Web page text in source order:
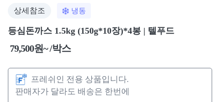
상세참조 냉동
등심돈까스 1.5kg (150g*10장)*4봉 | 텔푸드
79,500원~ /박스
프레쉬인 전용 상품입니다.
판매자가 달라도 배송은 한번에